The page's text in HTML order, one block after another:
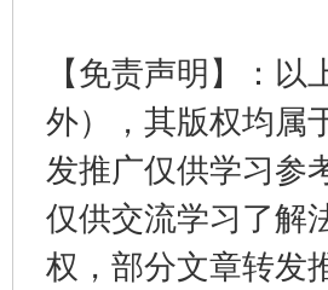
【免责声明】：
外），其版权均属
发推广仅供学习参
仅供交流学习了解
权，部分文章转发